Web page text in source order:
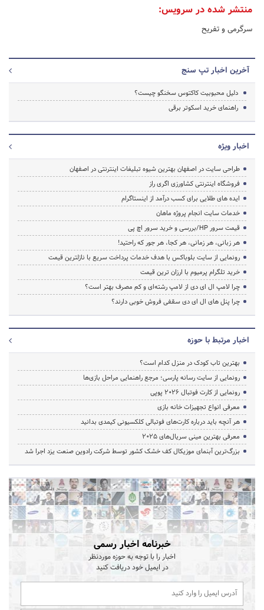
منتشر شده در سرویس:
سرگرمی و تفریح
آخرین اخبار تپ سنج
دلیل محبوبیت کاکتوس سخنگو چیست؟
راهنمای خرید اسکوتر برقی
اخبار ویژه
طراحی سایت در اصفهان بهترین شیوه تبلیغات اینترنتی در اصفهان
فروشگاه اینترنتی کشاورزی اگری راز
ایده های طلایی برای کسب درآمد از اینستاگرام
خدمات سایت انجام پروژه ماهان
قیمت سرور HP/بررسی و خرید سرور اچ پی
هر زبانی، هر زمانی، هر کجا، هر جور که راحتید!
رونمایی از سایت بلوباکس با هدف خدمات پرداخت سریع با نازلترین قیمت
خرید تلگرام پرمیوم با ارزان ترین قیمت
چرا لامپ ال ای دی از لامپ رشته‌ای و کم مصرف بهتر است؟
چرا پنل های ال ای دی سقفی فروش خوبی دارند؟
اخبار مرتبط با حوزه
بهترین تاب کودک در منزل کدام است؟
رونمایی از سایت رسانه پارسی؛ مرجع راهنمایی مراحل بازی‌ها
رونمایی از کارت فوتبال ۲۰۲۶ پوپی
معرفی انواع تجهیزات خانه بازی
هر آنچه باید درباره کارت‌های فوتبالی کلکسیونی کیمدی بدانید
معرفی بهترین مینی سریال‌های 2025
بزرگ‌ترین آبنمای موزیکال کف خشک کشور توسط شرکت رادوین صنعت یزد اجرا شد
خبرنامه اخبار رسمی
اخبار را با توجه به حوزه موردنظر
در ایمیل خود دریافت کنید